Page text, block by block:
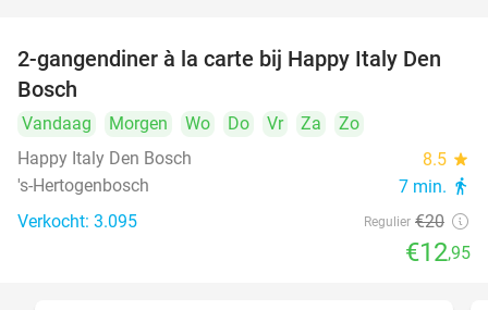
35%
2-gangendiner à la carte bij Happy Italy Den
Bosch
Vandaag Morgen Wo Do Vr Za
Zo
Happy Italy Den Bosch
8.5 star
's-Hertogenbosch 7 min. directions_walk
Verkocht: 3.095 Regulier €20
€12,95